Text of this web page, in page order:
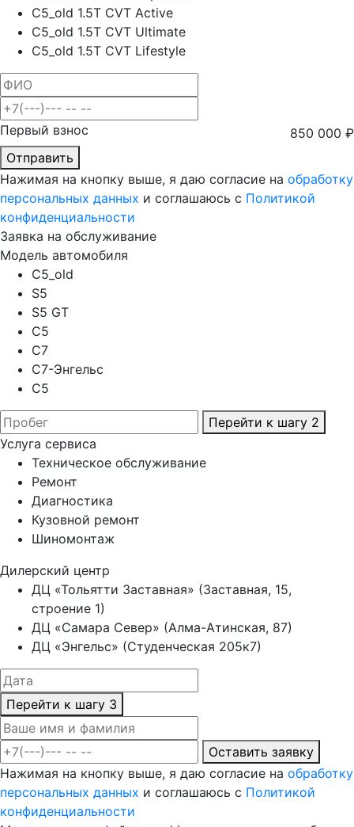
C5_old 1.5T CVT Active
C5_old 1.5T CVT Ultimate
C5_old 1.5T CVT Lifestyle
Первый взнос 850 000 ₽
Отправить
Нажимая на кнопку выше, я даю согласие на обработку
персональных данных и соглашаюсь с Политикой
конфиденциальности
Заявка на обслуживание
Модель автомобиля
C5_old
S5
S5 GT
C5
C7
C7-Энгельс
C5
Перейти к шагу 2
Услуга сервиса
Техническое обслуживание
Ремонт
Диагностика
Кузовной ремонт
Шиномонтаж
Дилерский центр
ДЦ «Тольятти Заставная» (Заставная, 15,
строение 1)
ДЦ «Самара Север» (Алма-Атинская, 87)
ДЦ «Энгельс» (Студенческая 205к7)
Перейти к шагу 3
Оставить заявку
Нажимая на кнопку выше, я даю согласие на обработку
персональных данных и соглашаюсь с Политикой
конфиденциальности